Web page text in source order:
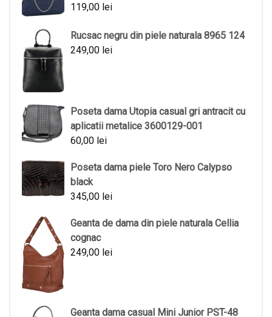
119,00 lei
Rucsac negru din piele naturala 8965 124
249,00 lei
Poseta dama Utopia casual gri antracit cu
aplicatii metalice 3600129-001
60,00 lei
Poseta dama piele Toro Nero Calypso
black
345,00 lei
Geanta de dama din piele naturala Cellia
cognac
249,00 lei
Geanta dama casual Mini Junior PST-48